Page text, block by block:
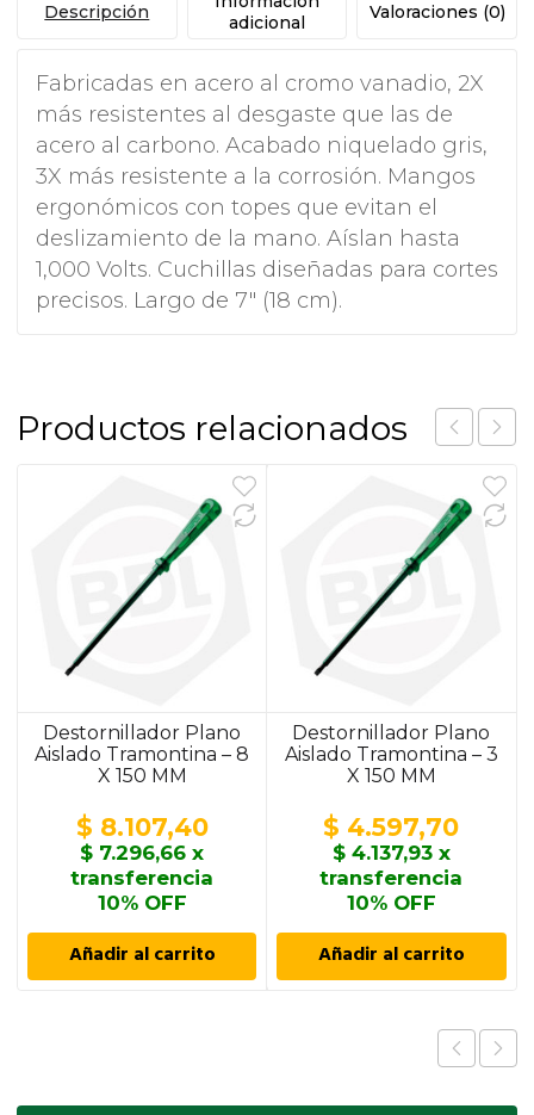
Descripción
adicional
Valoraciones (0)
Fabricadas en acero al cromo vanadio, 2X
más resistentes al desgaste que las de
acero al carbono. Acabado niquelado gris,
3X más resistente a la corrosión. Mangos
ergonómicos con topes que evitan el
deslizamiento de la mano. Aíslan hasta
1,000 Volts. Cuchillas diseñadas para cortes
precisos. Largo de 7″ (18 cm).
Productos relacionados
Destornillador Plano
Aislado Tramontina – 8
X 150 MM
$ 8.107,40
$ 7.296,66 x
transferencia
10% OFF
Añadir al carrito
Destornillador Plano
Aislado Tramontina – 3
X 150 MM
$ 4.597,70
$4.137,93x
transferencia
10% OFF
Añadir al carrito